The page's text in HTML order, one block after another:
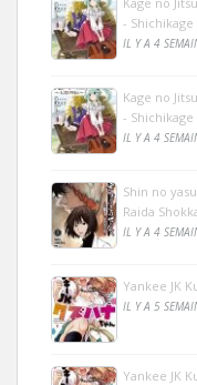
-
IL Y A 4
Kage no
-
IL Y A 4
Shin no
Raida
IL Y A 4
Yankee JK
IL Y A 5
Yankee JK